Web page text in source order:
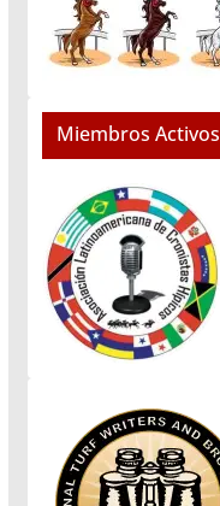
Miembros Activos